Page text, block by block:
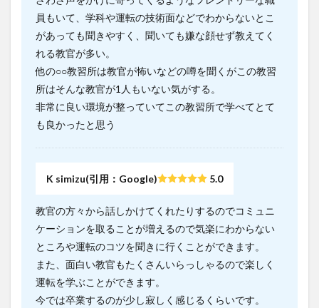
員もいて、学科や運転の技術面などでわからないとこ
があっても聞きやすく、聞いても嫌な顔せず教えてく
れる教官が多い。
他の○○教習所は教官が怖いなどの噂を聞くがこの教習
所はそんな教官が1人もいない気がする。
非常に良い環境が整っていてこの教習所で学べてとて
も良かったと思う
K simizu(引用：Google) 5.0
教官の方々から話しかけてくれたりするのでコミュニ
ケーションを取ることが増えるので気楽にわからない
ところや運転のコツを聞きに行くことができます。
また、面白い教官もたくさんいらっしゃるので楽しく
運転を学ぶことができます。
今では卒業するのが少し寂しく感じるくらいです。